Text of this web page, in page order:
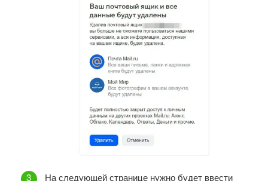
На следующей странице нужно будет ввести